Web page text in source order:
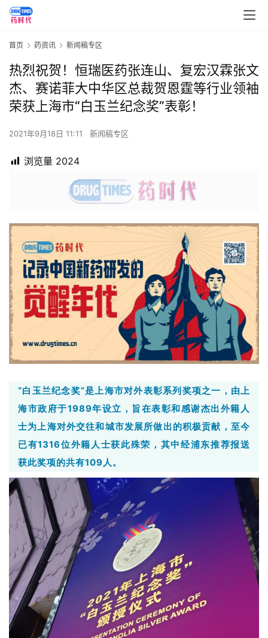
首页 药资讯 新闻稿专区
热烈祝贺！恒瑞医药张连山、复宏汉霖张文
杰、赛诺菲大中华区总裁贺恩霆等行业领袖
荣获上海市“白玉兰纪念奖”表彰！
2021年9月18日 11:11 新闻稿专区
浏览量 2024
“白玉兰纪念奖”是上海市对外表彰系列奖项之一，由上
海市政府于1989年设立，旨在表彰和感谢杰出外籍人
士为上海对外交往和城市发展所做出的积极贡献，至今
已有1316位外籍人士获此殊荣，其中经浦东推荐报送
获此奖项的共有109人。